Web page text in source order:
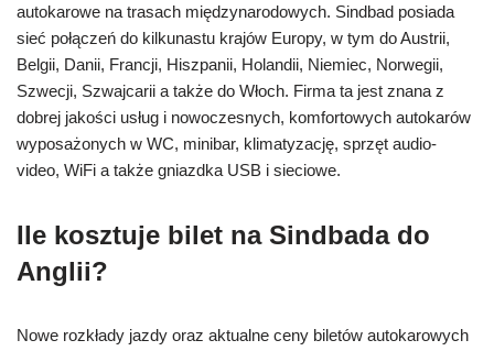
autokarowe na trasach międzynarodowych. Sindbad posiada
sieć połączeń do kilkunastu krajów Europy, w tym do Austrii,
Belgii, Danii, Francji, Hiszpanii, Holandii, Niemiec, Norwegii,
Szwecji, Szwajcarii a także do Włoch. Firma ta jest znana z
dobrej jakości usług i nowoczesnych, komfortowych autokarów
wyposażonych w WC, minibar, klimatyzację, sprzęt audio-
video, WiFi a także gniazdka USB i sieciowe.
Ile kosztuje bilet na Sindbada do
Anglii?
Nowe rozkłady jazdy oraz aktualne ceny biletów autokarowych